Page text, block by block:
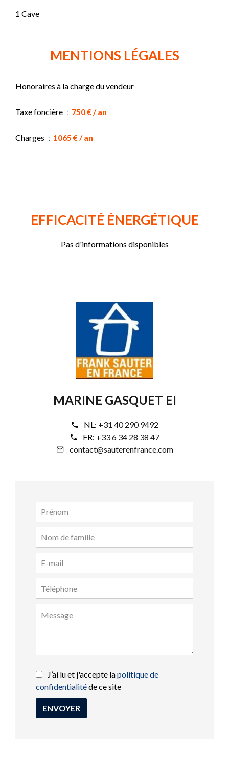
1 Cave
MENTIONS LÉGALES
Honoraires à la charge du vendeur
Taxe foncière 750 € / an
Charges 1065 € / an
EFFICACITÉ ÉNERGÉTIQUE
Pas d'informations disponibles
MARINE GASQUET EI
NL: +31 40 290 9492
FR: +33 6 34 28 38 47
contact@sauterenfrance.com
J’ai lu et j'accepte lapolitique de
confidentialitéde ce site
ENVOYER